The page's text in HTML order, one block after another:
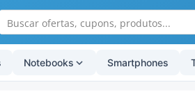
Notebooks Smartphones